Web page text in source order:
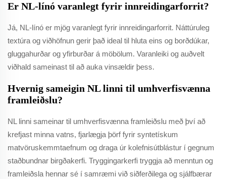
Er NL-línó varanlegt fyrir innreidingarforrit?
Já, NL-línó er mjög varanlegt fyrir innreidingarforrit. Náttúruleg
textúra og viðhöfnun gerir það ideal til hluta eins og borðdúkar,
gluggahurðar og yfirburðar á möbölum. Varanleiki og auðvelt
viðhald sameinast til að auka vinsældir þess.
Hvernig sameigin NL linni til umhverfisvænna
framleiðslu?
NL linni sameinar til umhverfisvænna framleiðslu með því að
krefjast minna vatns, fjarlægja þörf fyrir syntetískum
matvöruskemmtaefnum og draga úr kolefnisútblástur í gegnum
staðbundnar birgðakerfi. Tryggingarkerfi tryggja að menntun og
framleiðsla hennar sé í samræmi við siðferðilega og sjálfbærar